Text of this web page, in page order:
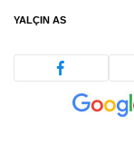
YALÇIN AS